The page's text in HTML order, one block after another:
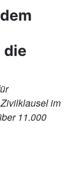
die
im
11.000